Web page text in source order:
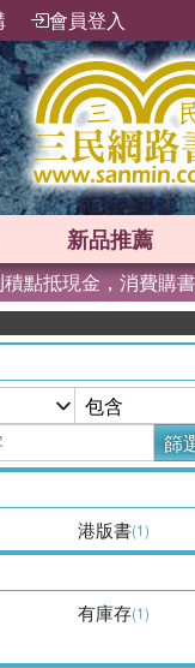
會員登入
新品推薦
點抵現金，消費購
篩
港版書(1)
有庫存(1)